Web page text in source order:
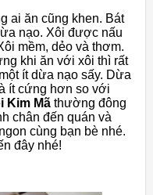
ai ăn cũng khen. Bát
nạo. Xôi được nấu
mềm, dẻo và thơm.
khi ăn với xôi thì rất
ít dừa nạo sấy. Dừa
ít cứng hơn so với
Kim Mã thường đông
chân đến quán và
cùng bạn bè nhé.
đây nhé!